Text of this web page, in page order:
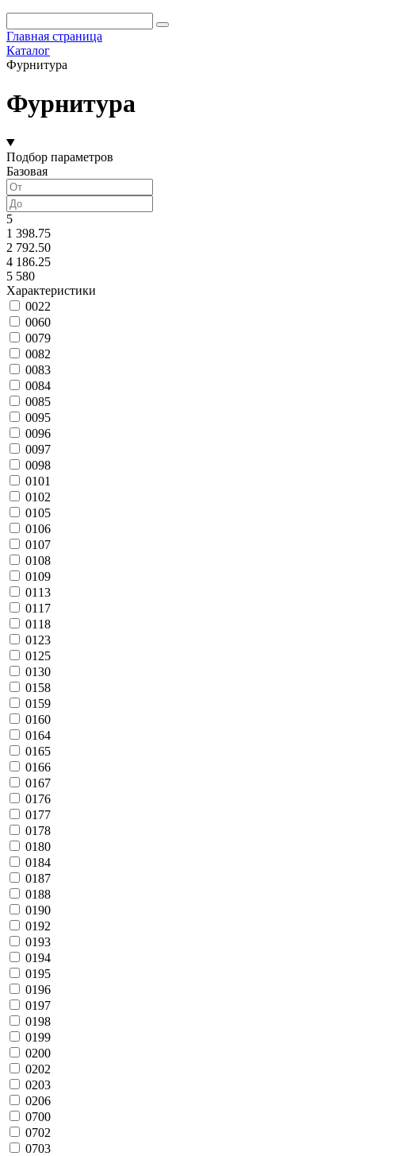
Главная страница
Каталог
Фурнитура
Фурнитура
Подбор параметров
Базовая
5
1 398.75
2 792.50
4 186.25
5 580
Характеристики
0022
0060
0079
0082
0083
0084
0085
0095
0096
0097
0098
0101
0102
0105
0106
0107
0108
0109
0113
0117
0118
0123
0125
0130
0158
0159
0160
0164
0165
0166
0167
0176
0177
0178
0180
0184
0187
0188
0190
0192
0193
0194
0195
0196
0197
0198
0199
0200
0202
0203
0206
0700
0702
0703